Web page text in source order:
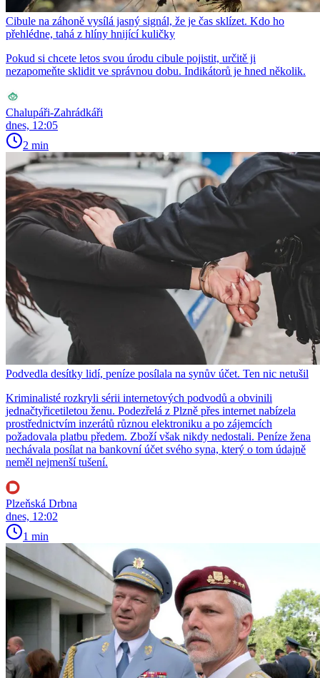
Cibule na záhoně vysílá jasný signál, že je čas sklízet. Kdo ho
přehlédne, tahá z hlíny hnijící kuličky
Pokud si chcete letos svou úrodu cibule pojistit, určitě ji
nezapomeňte sklidit ve správnou dobu. Indikátorů je hned několik.
Chalupáři-Zahrádkáři
dnes, 12:05
2 min
Podvedla desítky lidí, peníze posílala na synův účet. Ten nic netušil
Kriminalisté rozkryli sérii internetových podvodů a obvinili
jednačtyřicetiletou ženu. Podezřelá z Plzně přes internet nabízela
prostřednictvím inzerátů různou elektroniku a po zájemcích
požadovala platbu předem. Zboží však nikdy nedostali. Peníze žena
nechávala posílat na bankovní účet svého syna, který o tom údajně
neměl nejmenší tušení.
Plzeňská Drbna
dnes, 12:02
1 min